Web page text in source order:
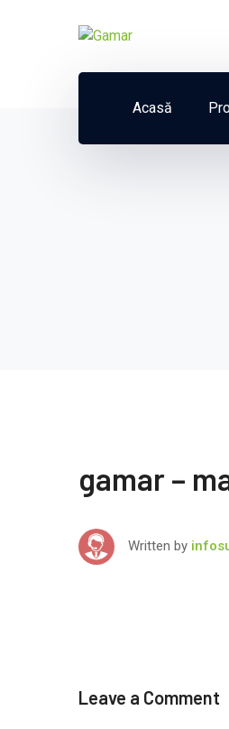
Acasă
gamar –
Written by
Leave a Comment